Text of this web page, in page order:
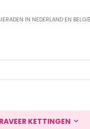
IN NEDERLAND EN
KETTINGEN